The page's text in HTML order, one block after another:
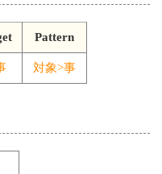
Pattern
対象>事